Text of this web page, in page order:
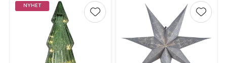
NYHET
Lägg till i favoriter Lägg